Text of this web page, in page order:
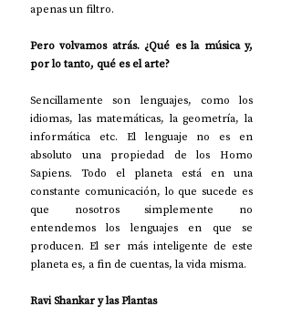
apenas un filtro.
Pero volvamos atrás. ¿Qué es la música y,
por lo tanto, qué es el arte?
Sencillamente son lenguajes, como los
idiomas, las matemáticas, la geometría, la
informática etc. El lenguaje no es en
absoluto una propiedad de los Homo
Sapiens. Todo el planeta está en una
constante comunicación, lo que sucede es
que nosotros simplemente no
entendemos los lenguajes en que se
producen. El ser más inteligente de este
planeta es, a fin de cuentas, la vida misma.
Ravi Shankar y las Plantas